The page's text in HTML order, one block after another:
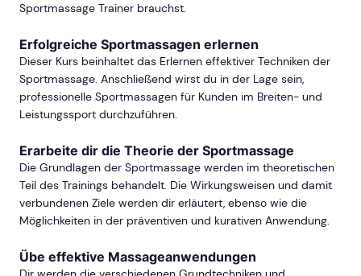
Sportmassage Trainer brauchst.
Erfolgreiche Sportmassagen erlernen
Dieser Kurs beinhaltet das Erlernen effektiver Techniken der
Sportmassage. Anschließend wirst du in der Lage sein,
professionelle Sportmassagen für Kunden im Breiten- und
Leistungssport durchzuführen.
Erarbeite dir die Theorie der Sportmassage
Die Grundlagen der Sportmassage werden im theoretischen
Teil des Trainings behandelt. Die Wirkungsweisen und damit
verbundenen Ziele werden dir erläutert, ebenso wie die
Möglichkeiten in der präventiven und kurativen Anwendung.
Übe effektive Massageanwendungen